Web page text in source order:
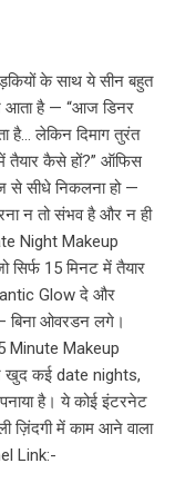
के साथ ये सीन बहुत
आता है — “आज डिनर
है… लेकिन दिमाग तुरंत
कैसे हों?” ऑफिस
से सीधे निकलना हो —
न तो संभव है और न ही
Night Makeup
15 मिनट में तैयार
Glow दे और
बिना ओवरडन लगे।
Minute Makeup
खुद कई date nights,
है। ये कोई इंटरनेट
ज़िंदगी में काम आने वाला
Link:-